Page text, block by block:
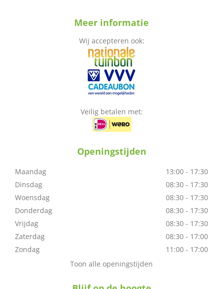
Meer informatie
Wij accepteren ook:
Veilig betalen met:
Openingstijden
Maandag
13:00 - 17:30
Dinsdag
08:30 - 17:30
Woensdag
08:30 - 17:30
Donderdag
08:30 - 17:30
Vrijdag
08:30 - 17:30
Zaterdag
08:30 - 17:00
Zondag
11:00 - 17:00
Toon alle openingstijden